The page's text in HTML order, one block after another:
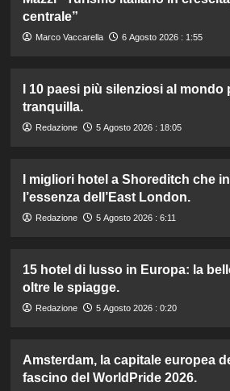
centrale”
Marco Vaccarella 6 Agosto 2026 : 1:55
I 10 paesi più silenziosi al mondo
tranquilla.
Redazione 5 Agosto 2026 : 18:05
I migliori hotel a Shoreditch che
l’essenza dell’East London.
Redazione 5 Agosto 2026 : 6:11
15 hotel di lusso in Europa: la
oltre le spiagge.
Redazione 5 Agosto 2026 : 0:20
Amsterdam, la capitale europea
fascino del WorldPride 2026.